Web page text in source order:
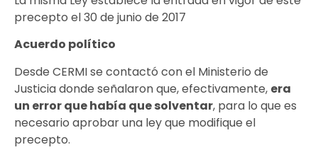
precepto el 30 de junio de 2017
Acuerdo político
Desde CERMI se contactó con el Ministerio de
Justicia donde señalaron que, efectivamente, era
un error que había que solventar, para lo que es
necesario aprobar una ley que modifique el
precepto.